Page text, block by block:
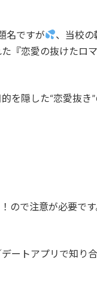
名ですが
、当校の
『恋愛の抜けたロ
を隠した“恋愛抜き
ので注意が必要です
トアプリで知り合